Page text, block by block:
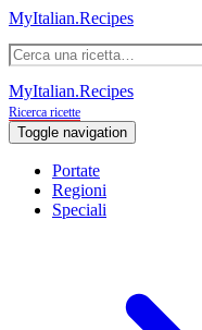
MyItalian.Recipes
MyItalian.Recipes
Ricerca ricette
Toggle navigation
Portate
Regioni
Speciali